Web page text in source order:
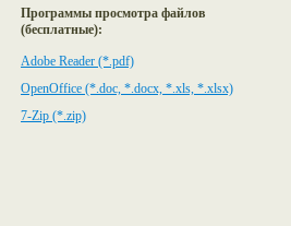
Программы просмотра файлов
(бесплатные):
Adobe Reader (*.pdf)
OpenOffice (*.doc, *.docx, *.xls, *.xlsx)
7-Zip (*.zip)